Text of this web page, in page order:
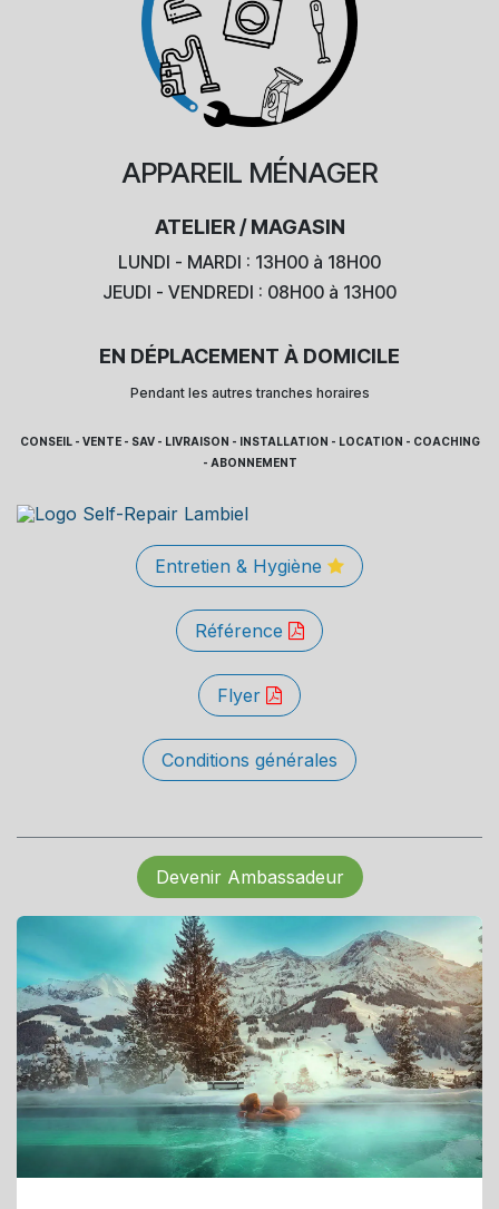
APPAREIL MÉNAGER
ATELIER / MAGASIN
LUNDI - MARDI : 13H00 à 18H00
JEUDI - VENDREDI : 08H00 à 13H00
EN DÉPLACEMENT À DOMICILE
Pendant les autres tranches horaires
CONSEIL - VENTE - SAV - LIVRAISON - INSTALLATION - LOCATION - COACHING
- ABONNEMENT
Entretien & Hygiène
Référence
Flyer
Conditions générales
Devenir Ambassadeur